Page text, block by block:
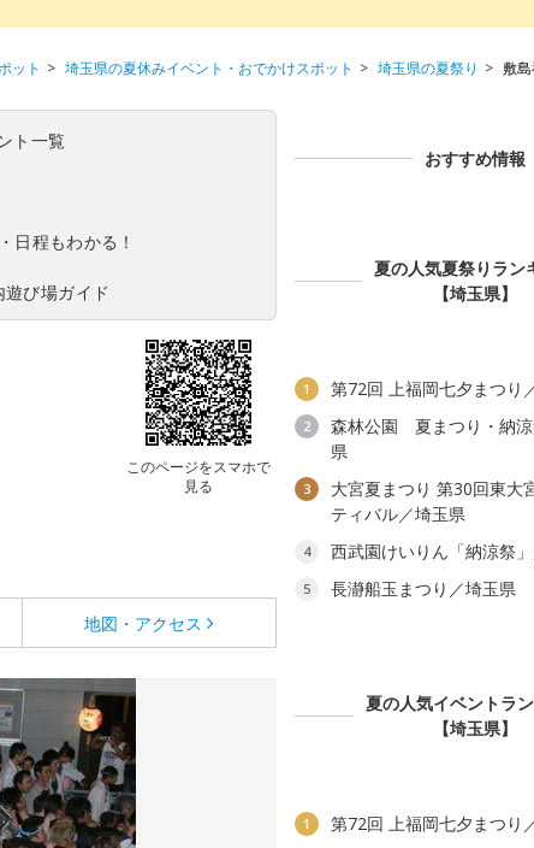
ット 埼玉県の夏休みイベント・おでかけスポット 埼玉県の夏祭り 敷
ト一覧
日程もわかる！
び場ガイド
このページをスマホで
見る
地図・アクセス
おすすめ情報
夏の人気夏祭りラン
【埼玉県】
1 第72回 上福岡七夕まつり
2
森林公園 夏まつり・納涼
県
3
大宮夏まつり 第30回東大
ティバル／埼玉県
4 西武園けいりん「納涼祭
5
長瀞船玉まつり／埼玉県
夏の人気イベントラ
【埼玉県】
1 第72回 上福岡七夕まつり